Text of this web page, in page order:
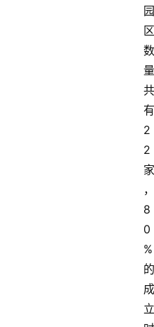
园
区
数
量
共
有
2
2
家
，
8
0
%
的
成
立